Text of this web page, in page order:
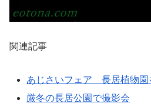
関連記事
あじさいフェア 長居植物園
厳冬の長居公園で撮影会